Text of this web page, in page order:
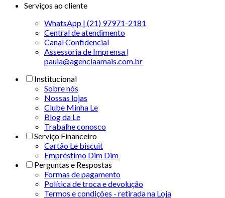
Serviços ao cliente
WhatsApp | (21) 97971-2181
Central de atendimento
Canal Confidencial
Assessoria de Imprensa |
paula@agenciaamais.com.br
Institucional
Sobre nós
Nossas lojas
Clube Minha Le
Blog da Le
Trabalhe conosco
Serviço Financeiro
Cartão Le biscuit
Empréstimo Dim Dim
Perguntas e Respostas
Formas de pagamento
Política de troca e devolução
Termos e condições - retirada na Loja